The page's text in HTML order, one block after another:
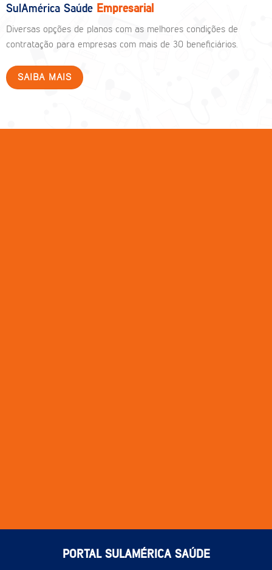
SulAmérica Saúde Empresarial
Diversas opções de planos com as melhores condições de
contratação para empresas com mais de 30 beneficiários.
SAIBA MAIS
PORTAL SULAMÉRICA SAÚDE